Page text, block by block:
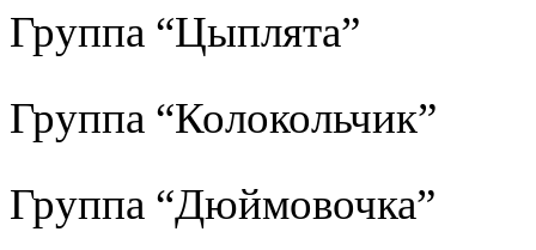
Группа “Цыплята”
Группа “Колокольчик”
Группа “Дюймовочка”